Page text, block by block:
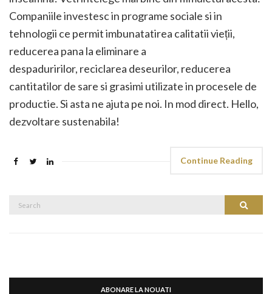
Companiile investesc in programe sociale si in
tehnologii ce permit imbunatatirea calitatii vieții,
reducerea pana la eliminare a
despaduririlor, reciclarea deseurilor, reducerea
cantitatilor de sare si grasimi utilizate in procesele de
productie. Si asta ne ajuta pe noi. In mod direct. Hello,
dezvoltare sustenabila!
Continue Reading
Search
ABONARE LA NOUATI